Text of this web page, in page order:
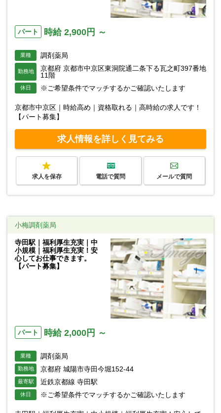
パート 時給 2,900円 ～
業種 調剤薬局
勤務地
京都府 京都市中京区東洞院通二条下る瓦之町397番地
11階
休日 ※ご希望条件でマッチするかご確認いたします
京都市中京区｜時給高め｜資格取れる｜高時給の求人です！
【パート募集】
求人情報を詳しく見てみる
求人を保存 電話で質問 メールで質問
小梅調剤薬局
寺田駅｜福利厚生充実｜中
小規模｜福利厚生充実！安
心してお仕事できます。
【パート募集】
パート 時給 2,000円 ～
業種 調剤薬局
勤務地 京都府 城陽市寺田今堀152-44
最寄駅 近鉄京都線 寺田駅
休日 ※ご希望条件でマッチするかご確認いたします